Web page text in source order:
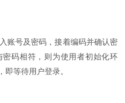
账号及密码，接着编码并确认密
码相符，则为使用者初始化环
即等待用户登录。